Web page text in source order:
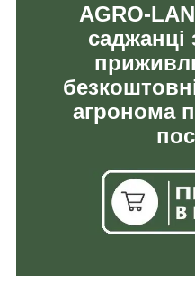
AGRO-
саджанці
агронома